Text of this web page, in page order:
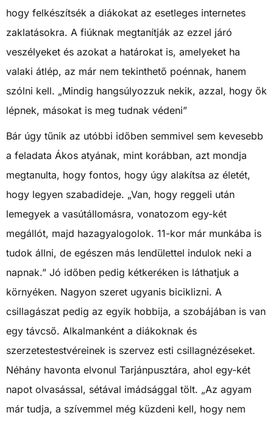
hogy felkészítsék a diákokat az esetleges internetes
zaklatásokra. A fiúknak megtanítják az ezzel járó
veszélyeket és azokat a határokat is, amelyeket ha
valaki átlép, az már nem tekinthető poénnak, hanem
szólni kell. „Mindig hangsúlyozzuk nekik, azzal, hogy ők
lépnek, másokat is meg tudnak védeni”
Bár úgy tűnik az utóbbi időben semmivel sem kevesebb
a feladata Ákos atyának, mint korábban, azt mondja
megtanulta, hogy fontos, hogy úgy alakítsa az életét,
hogy legyen szabadideje. „Van, hogy reggeli után
lemegyek a vasútállomásra, vonatozom egy-két
megállót, majd hazagyalogolok. 11-kor már munkába is
tudok állni, de egészen más lendülettel indulok neki a
napnak.” Jó időben pedig kétkeréken is láthatjuk a
környéken. Nagyon szeret ugyanis biciklizni. A
csillagászat pedig az egyik hobbija, a szobájában is van
egy távcső. Alkalmanként a diákoknak és
szerzetestestvéreinek is szervez esti csillagnézéseket.
Néhány havonta elvonul Tarjánpusztára, ahol egy-két
napot olvasással, sétával imádsággal tölt. „Az agyam
már tudja, a szívemmel még küzdeni kell, hogy nem